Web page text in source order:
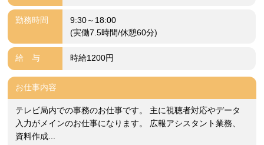
勤務時間
9:30～18:00
(実働7.5時間/休憩60分)
給 与 時給1200円
お仕事内容
テレビ局内での事務のお仕事です。 主に視聴者対応やデータ
入力がメインのお仕事になります。 広報アシスタント業務、
資料作成...